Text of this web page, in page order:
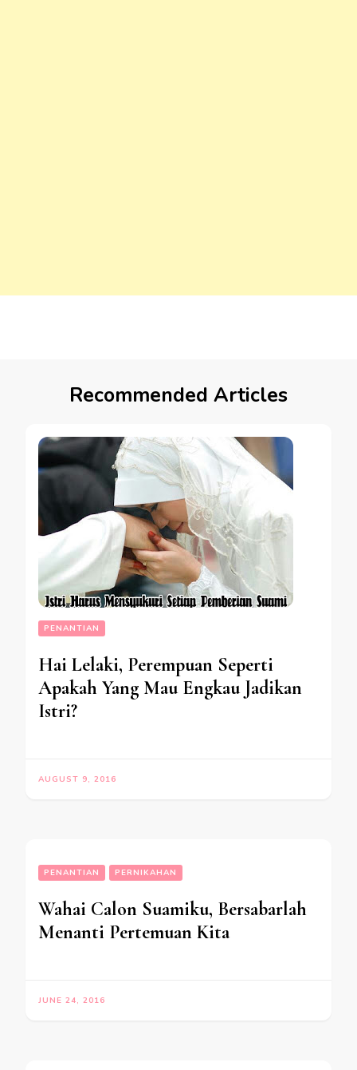
Recommended Articles
PENANTIAN
Hai Lelaki, Perempuan Seperti
Apakah Yang Mau Engkau Jadikan
Istri?
AUGUST 9, 2016
PENANTIAN PERNIKAHAN
Wahai Calon Suamiku, Bersabarlah
Menanti Pertemuan Kita
JUNE 24, 2016